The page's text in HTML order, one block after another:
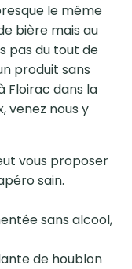
le même
bière mais au
pas du tout de
produit sans
Floirac dans la
venez nous y
vous proposer
sain.
sans alcool,
de houblon